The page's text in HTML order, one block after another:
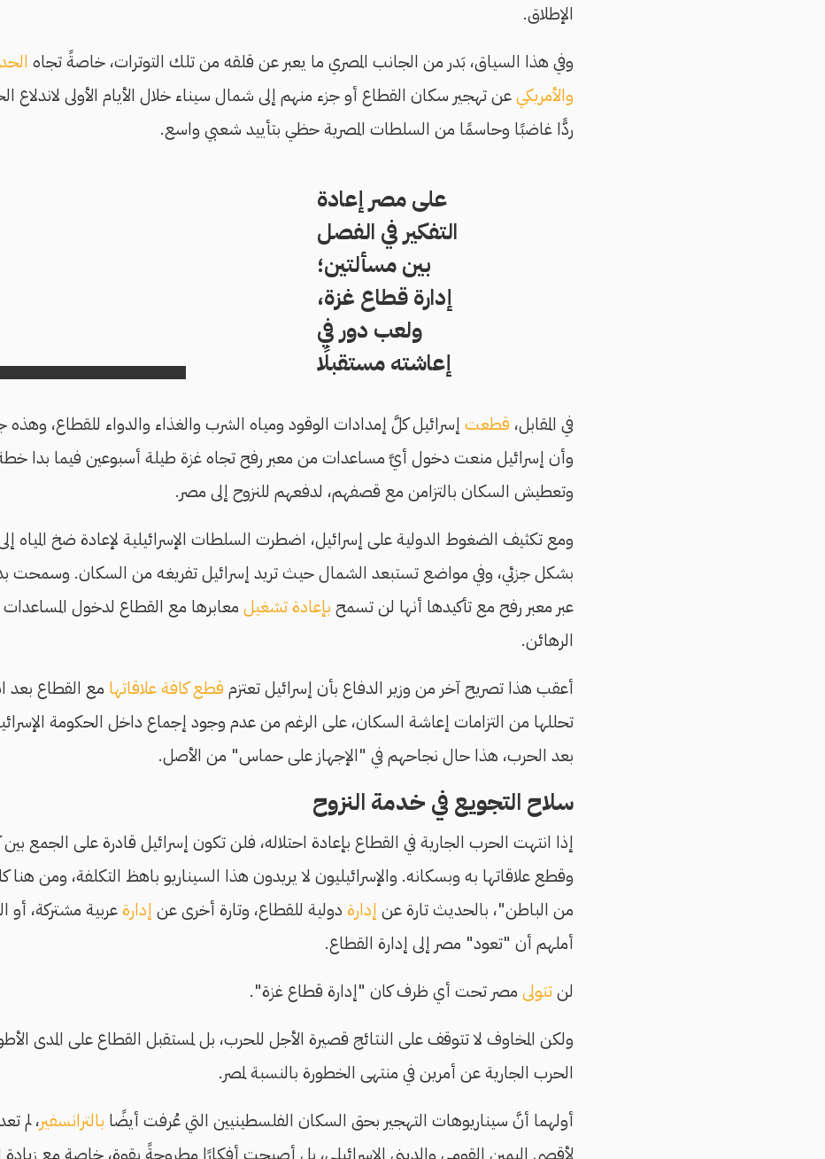
الإطلاق.
وفي هذا السياق، بَدر من الجانب المصري ما يعبر عن قلقه من تلك التوترات، خاصةً تجاه
والأمريكيعن تهجير سكان القطاع أو جزء منهم إلى شمال سيناء خلال الأيام الأولى لاندلاع
ردًّا غاضبًا وحاسمًا من السلطات المصرية حظي بتأييد شعبي واسع.
على مصر إعادة
التفكير في الفصل
بين مسألتين؛
إدارة قطاع غزة،
ولعب دور في
إعاشته مستقبلًا
في المقابل، قطعتإسرائيل كلَّ إمدادات الوقود ومياه الشرب والغذاء والدواء للقطاع،
وأن إسرائيل منعت دخول أيَّ مساعدات من معبر رفح تجاه غزة طيلة أسبوعين فيما بدا
وتعطيش السكان بالتزامن مع قصفهم، لدفعهم للنزوح إلى مصر.
ومع تكثيف الضغوط الدولية على إسرائيل، اضطرت السلطات الإسرائيلية لإعادة ضخ المياه
بشكل جزئي، وفي مواضع تستبعد الشمال حيث تريد إسرائيل تفريغه من السكان. وسمحت
عبر معبر رفح مع تأكيدها أنها لن تسمح بإعادة تشغيلمعابرها مع القطاع لدخول المساعدات
الرهائن.
أعقب هذا تصريح آخر من وزير الدفاع بأن إسرائيل تعتزم قطع كافة علاقاتها مع القطاع بعد
تحللها من التزامات إعاشة السكان، على الرغم من عدم وجود إجماع داخل الحكومة
بعد الحرب، هذا حال نجاحهم في "الإجهاز على حماس" من الأصل.
سلاح التجويع في خدمة النزوح
إذا انتهت الحرب الجارية في القطاع بإعادة احتلاله، فلن تكون إسرائيل قادرة على الجمع
وقطع علاقاتها به وبسكانه. والإسرائيليون لا يريدون هذا السيناريو باهظ التكلفة، ومن
من الباطن"، بالحديث تارة عن إدارةدولية للقطاع، وتارة أخرى عن إدارةعربية مشتركة، أو
أملهم أن "تعود" مصر إلى إدارة القطاع.
لنتتولىمصر تحت أي ظرف كان "إدارة قطاع غزة".
ولكن المخاوف لا تتوقف على النتائج قصيرة الأجل للحرب، بل لمستقبل القطاع على المدى
الحرب الجارية عن أمرين في منتهى الخطورة بالنسبة لمصر.
أولهما أنَّ سيناريوهات التهجير بحق السكان الفلسطينيين التي عُرفت أيضًا بالترانسفير، لم